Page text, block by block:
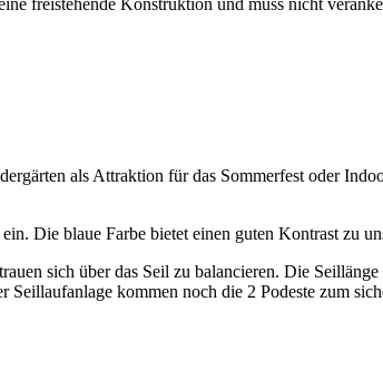
freistehende Konstruktion und muss nicht
als Attraktion für das Sommerfest oder
Die blaue Farbe bietet einen guten Kontrast zu
sich über das Seil zu balancieren. Die
kommen noch die 2 Podeste zum